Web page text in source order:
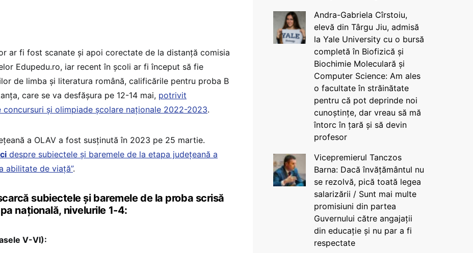
ar fi fost scanate și apoi corectate de la distanță comisia
Edupedu.ro, iar recent în școli ar fi început să fie
de limba și literatura română, calificările pentru proba B
care se va desfășura pe 12-14 mai, potrivit
și olimpiade școlare naționale 2022-2023.
a OLAV a fost susținută în 2023 pe 25 martie.
despre subiectele și baremele de la etapa județeană a
abilitate de viață”.
subiectele și baremele de la proba scrisă
națională, nivelurile 1-4:
V-VI):
Andra-Gabriela Cîrstoiu,
elevă din Târgu Jiu, admisă
la Yale University cu o bursă
completă în Biofizică și
Biochimie Moleculară și
Computer Science: Am ales
o facultate în străinătate
pentru că pot deprinde noi
cunoștințe, dar vreau să mă
întorc în țară și să devin
profesor
Vicepremierul Tanczos
Barna: Dacă învățământul nu
se rezolvă, pică toată legea
salarizării / Sunt mai multe
promisiuni din partea
Guvernului către angajații
din educație și nu par a fi
respectate